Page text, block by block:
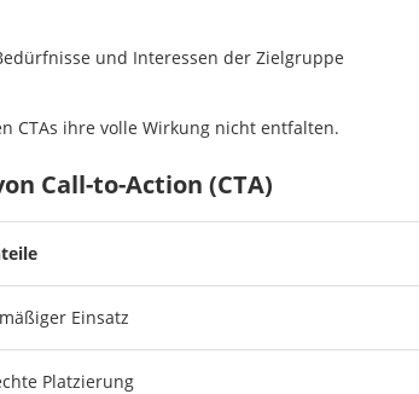
und Interessen der Zielgruppe
CTAs ihre volle Wirkung nicht entfalten.
Call-to-Action (CTA)
Einsatz
Platzierung